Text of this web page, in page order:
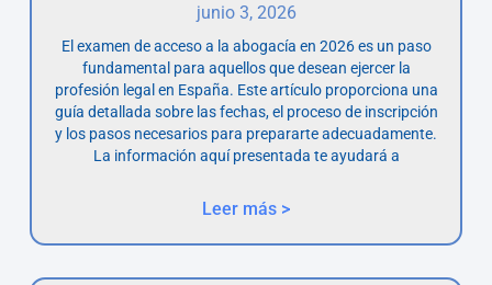
junio 3, 2026
El examen de acceso a la abogacía en 2026 es un paso
fundamental para aquellos que desean ejercer la
profesión legal en España. Este artículo proporciona una
guía detallada sobre las fechas, el proceso de inscripción
y los pasos necesarios para prepararte adecuadamente.
La información aquí presentada te ayudará a
Leer más >